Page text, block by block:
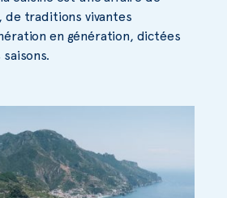
traditions vivantes
en génération, dictées